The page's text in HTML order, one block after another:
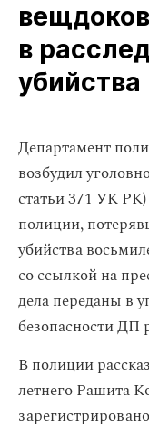
вещдоков
в
убийства
Департамент
возбудил
статьи 371 УК
полиции,
убийства
со ссылкой на
дела переданы в
безопасности ДП
В полиции
летнего Рашита